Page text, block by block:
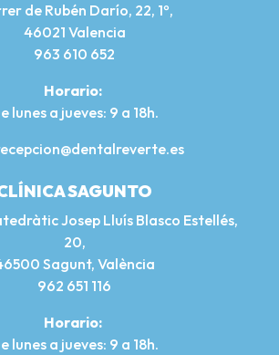
de Rubén Darío, 22, 1º,
46021 Valencia
963 610 652
Horario:
lunes a jueves: 9 a 18h.
SAGUNTO
Josep Lluís Blasco Estellés,
20,
Sagunt, València
962 651 116
Horario:
lunes a jueves: 9 a 18h.